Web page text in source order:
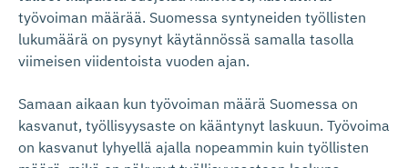
työvoiman määrää. Suomessa syntyneiden työllisten
lukumäärä on pysynyt käytännössä samalla tasolla
viimeisen viidentoista vuoden ajan.
Samaan aikaan kun työvoiman määrä Suomessa on
kasvanut, työllisyysaste on kääntynyt laskuun. Työvoima
on kasvanut lyhyellä ajalla nopeammin kuin työllisten